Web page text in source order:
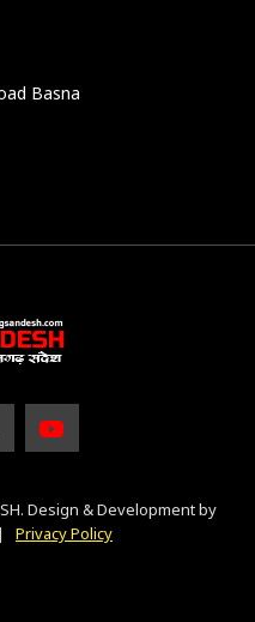
Basna
Design & Development by
Privacy Policy